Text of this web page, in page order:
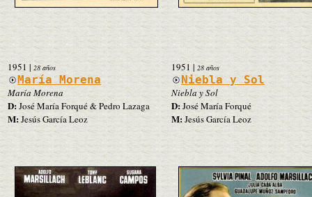
1951 | 28 años
María Morena
María Morena
D:José María Forqué & Pedro Lazaga
M:Jesús García Leoz
1951 | 28 años
Niebla y Sol
Niebla y Sol
D:José María Forqué
M: Jesús García Leoz